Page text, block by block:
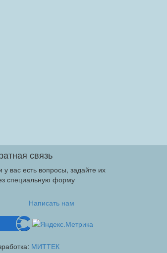
связь
у вас есть вопросы, задайте их
специальную форму
Написать нам
МИТТЕК